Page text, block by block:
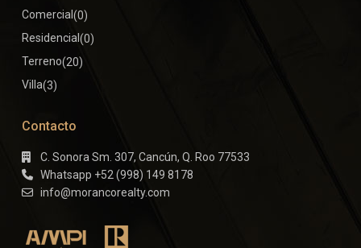
Comercial(0)
Residencial(0)
Terreno(20)
Villa(3)
Contacto
C. Sonora Sm. 307, Cancún, Q. Roo 77533
Whatsapp +52 (998) 149 8178
info@morancorealty.com